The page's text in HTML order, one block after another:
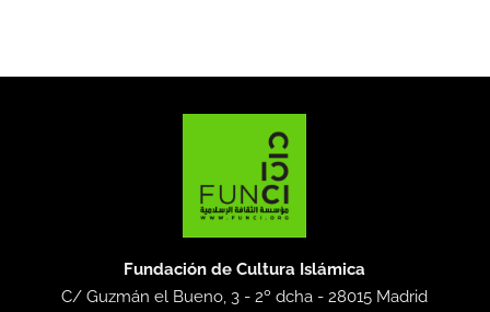
Fundación de Cultura Islámica
C/ Guzmán el Bueno, 3 - 2º dcha -28015 Madrid